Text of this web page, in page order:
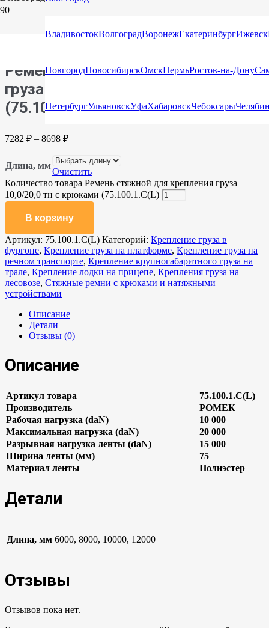
ВладивостокВолгоградВоронежЕкатеринбургИжевск
НовгородНовосибирскОмскПермьРостов-на-Дону
ПетербургУльяновскУфаХабаровскЧебоксары
крюками и натяжными устройствами/ Ремень стяжной для
крепления груза 10,0/20,0 тн с крюками (75.100.1.C(L)
Ремень стяжной для крепления
груза 10,0/20,0 тн с крюками
(75.100.1.C(L)
7282 ₽ – 8698 ₽
Длина, мм
Очистить
Количество товара Ремень стяжной для крепления груза
10,0/20,0 тн с крюками (75.100.1.C(L)
В корзину
Артикул: 75.100.1.C(L) Категорий: Крепление груза в
фургоне, Крепление груза на платформе, Крепление груза на
речном транспорте, Крепление крупногабаритного груза на
трале, Крепление лодки на прицепе, Крепления груза на
лесовозе, Стяжные ремни с крюками и натяжными
устройствами
Описание
Детали
Отзывы (0)
Описание
Артикул товара
75.100.1.C(L)
Производитель
РОМЕК
Рабочая нагрузка (daN)
10 000
Максимальная нагрузка (daN)
20 000
Разрывная нагрузка ленты (daN)
15 000
Ширина ленты (мм)
75
Материал ленты
Полиэстер
Детали
Длина, мм 6000, 8000, 10000, 12000
Отзывы
Отзывов пока нет.